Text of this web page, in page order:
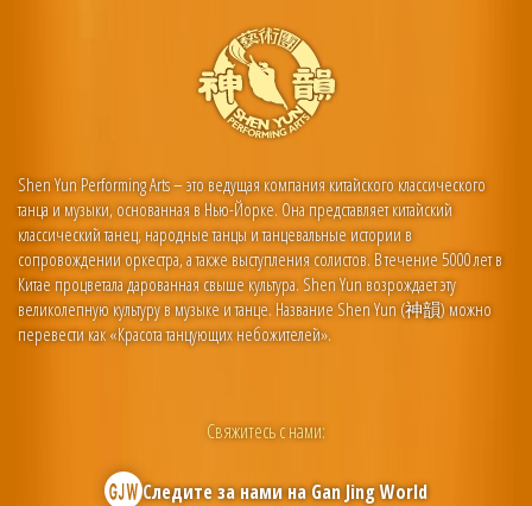
Shen Yun Performing Arts – это ведущая компания китайского классического
танца и музыки, основанная в Нью-Йорке. Она представляет китайский
классический танец, народные танцы и танцевальные истории в
сопровождении оркестра, а также выступления солистов. В течение 5000 лет в
Китае процветала дарованная свыше культура. Shen Yun возрождает эту
великолепную культуру в музыке и танце. Название Shen Yun (神韻) можно
перевести как «Красота танцующих небожителей».
Свяжитесь с нами:
Следите за нами наGan Jing World